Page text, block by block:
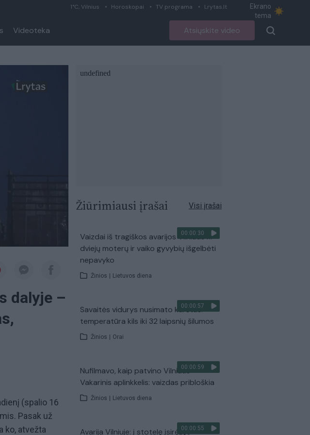
1°C, Vilnius Horoskopai TV programa Lrytas.lt
Ekrano
tema
Videoteka Atsiųskite video
dalyje –
(spalio 16
Pasak už
ko, atvežta
Žiūrimiausi įrašai Visi įrašai
00:00:30
Vaizdai iš tragiškos avarijos Vilniaus r.:
dviejų moterų ir vaiko gyvybių išgelbėti
nepavyko
Žinios Lietuvos diena
00:00:57
Savaitės vidurys nusimato karštas:
temperatūra kils iki 32 laipsnių šilumos
Žinios Orai
00:00:59
Nufilmavo, kaip patvino Vilniaus
Vakarinis aplinkkelis: vaizdas pribloškia
Žinios Lietuvos diena
00:00:55
Avarija Vilniuje: į stotelę įsirėžęs